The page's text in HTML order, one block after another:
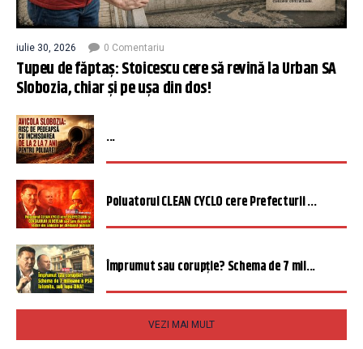
iulie 30, 2026 0 Comentariu
Tupeu de făptaș: Stoicescu cere să revină la Urban SA
Slobozia, chiar și pe ușa din dos!
...
Poluatorul CLEAN CYCLO cere Prefecturii ...
Împrumut sau corupție? Schema de 7 mil...
VEZI MAI MULT